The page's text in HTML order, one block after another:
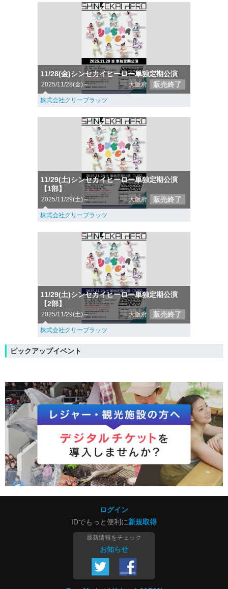
11/28(金)シンセカイヒーロー単独定期公演
2025/11/28(金)～ 大阪府 販売終了
株式会社クリーブラッツ
11/29(土)シンセカイヒーロー単独定期公演
【1部】
2025/11/29(土)～ 大阪府 販売終了
株式会社クリーブラッツ
11/29(土)シンセカイヒーロー単独定期公演
【2部】
2025/11/29(土)～ 大阪府 販売終了
株式会社クリーブラッツ
ピックアップイベント
ログイン
IDでもっと便利に新規取得
最新情報をチェック
お知らせ